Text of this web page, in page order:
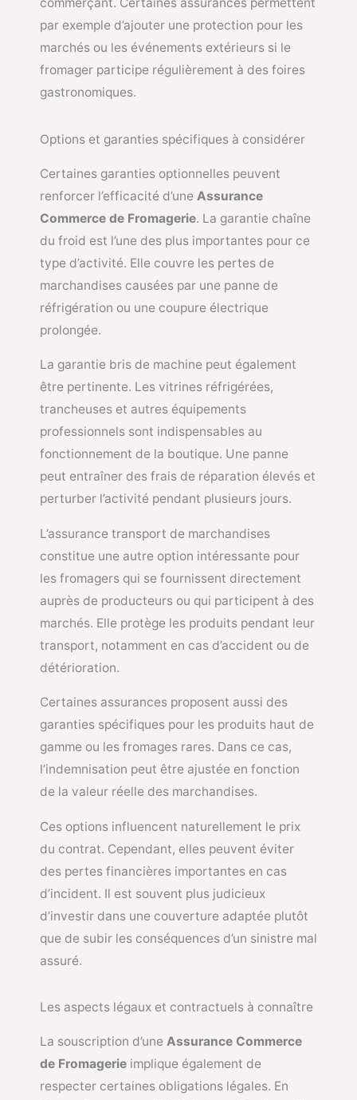
par exemple d’ajouter une protection pour les
marchés ou les événements extérieurs si le
fromager participe régulièrement à des foires
gastronomiques.
Options et garanties spécifiques à considérer
Certaines garanties optionnelles peuvent
renforcer l’efficacité d’une Assurance
Commerce de Fromagerie. La garantie chaîne
du froid est l’une des plus importantes pour ce
type d’activité. Elle couvre les pertes de
marchandises causées par une panne de
réfrigération ou une coupure électrique
prolongée.
La garantie bris de machine peut également
être pertinente. Les vitrines réfrigérées,
trancheuses et autres équipements
professionnels sont indispensables au
fonctionnement de la boutique. Une panne
peut entraîner des frais de réparation élevés et
perturber l’activité pendant plusieurs jours.
L’assurance transport de marchandises
constitue une autre option intéressante pour
les fromagers qui se fournissent directement
auprès de producteurs ou qui participent à des
marchés. Elle protège les produits pendant leur
transport, notamment en cas d’accident ou de
détérioration.
Certaines assurances proposent aussi des
garanties spécifiques pour les produits haut de
gamme ou les fromages rares. Dans ce cas,
l’indemnisation peut être ajustée en fonction
de la valeur réelle des marchandises.
Ces options influencent naturellement le prix
du contrat. Cependant, elles peuvent éviter
des pertes financières importantes en cas
d’incident. Il est souvent plus judicieux
d’investir dans une couverture adaptée plutôt
que de subir les conséquences d’un sinistre mal
assuré.
Les aspects légaux et contractuels à connaître
La souscription d’une Assurance Commerce
de Fromagerie implique également de
respecter certaines obligations légales. En